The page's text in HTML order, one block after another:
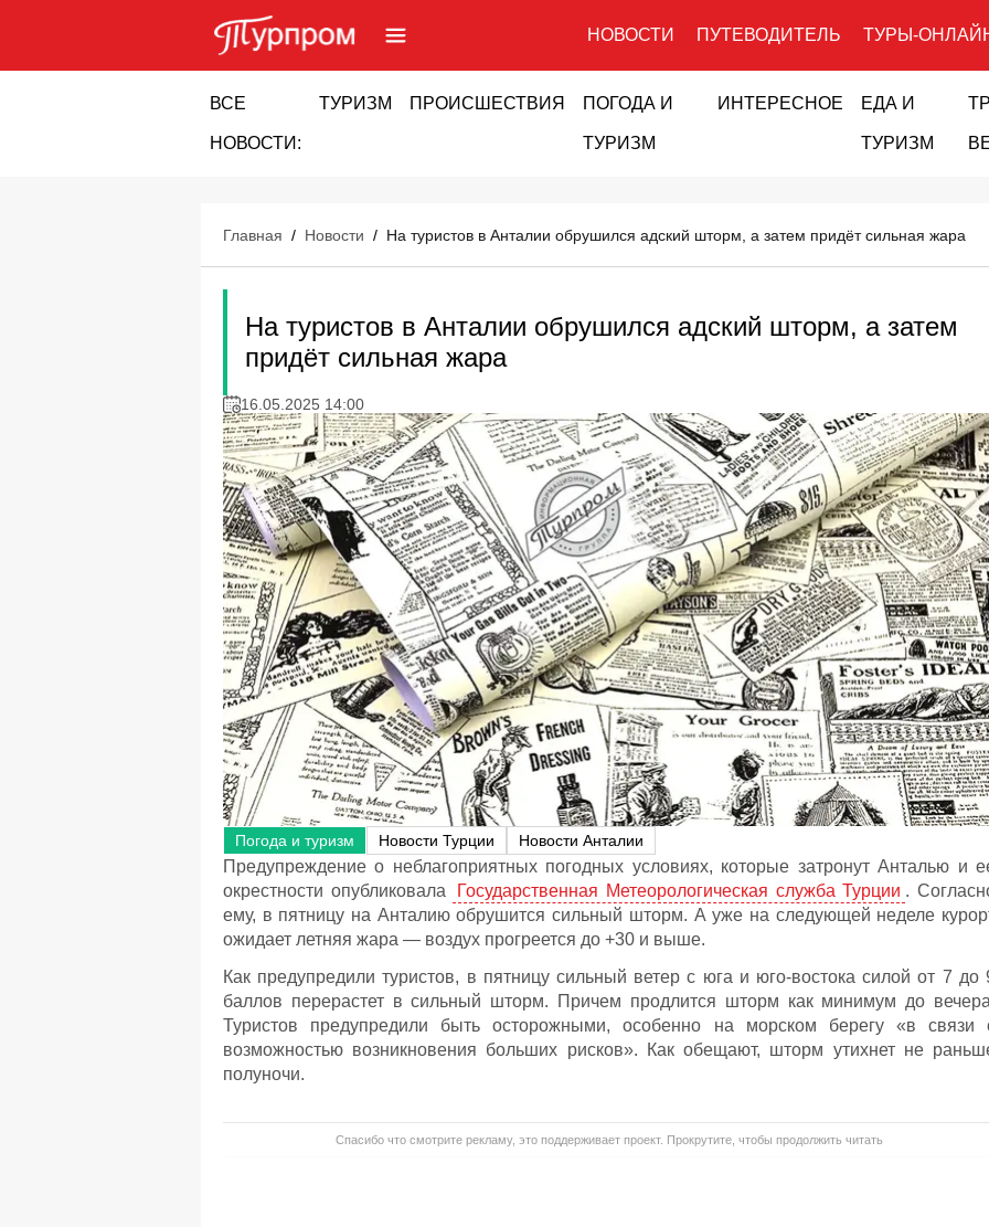
НОВОСТИ ПУТЕВОДИТЕЛЬ ТУРЫ-
ВСЕ
НОВОСТИ:
ТУРИЗМ ПРОИСШЕСТВИЯ ПОГОДА И
ТУРИЗМ
ИНТЕРЕСНОЕ ЕДА И
ТУРИЗМ
Главная / Новости / На туристов в Анталии обрушился адский шторм, а затем придёт сильная жара
На туристов в Анталии обрушился адский шторм, а затем
придёт сильная жара
16.05.2025 14:00
Погода и туризм Новости Турции Новости Анталии
Предупреждение о неблагоприятных погодных условиях, которые затронут Анталью и
окрестности опубликовала
Государственная Метеорологическая служба Турции .
ему, в пятницу на Анталию обрушится сильный шторм. А уже на следующей неделе
ожидает летняя жара — воздух прогреется до +30 и выше.
Как предупредили туристов, в пятницу сильный ветер с юга и юго-востока силой от 7 до
баллов перерастет в сильный шторм. Причем продлится шторм как минимум до
Туристов предупредили быть осторожными, особенно на морском берегу «в связи
возможностью возникновения больших рисков». Как обещают, шторм утихнет не
полуночи.
Спасибо что смотрите рекламу, это поддерживает проект. Прокрутите, чтобы продолжить читать